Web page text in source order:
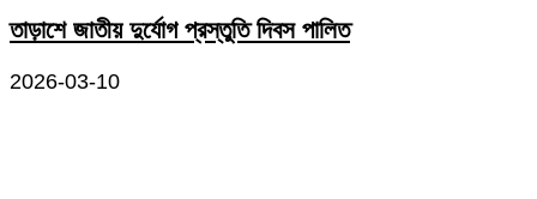
তাড়াশে জাতীয় দুর্যোগ প্রস্তুতি দিবস পালিত
2026-03-10